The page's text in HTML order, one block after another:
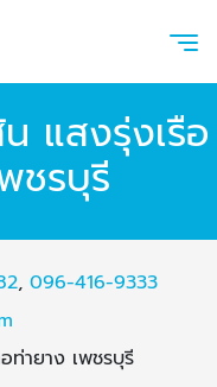
แสงรุ่งเรือ
ชรบุรี
, 096-416-9333
ท่ายาง เพชรบุรี